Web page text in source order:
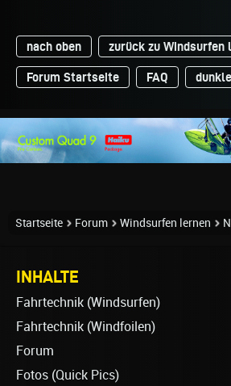
nach oben zurück zu Windsurfen
Forum Startseite FAQ
Startseite Forum Windsurfen lernen
INHALTE
Fahrtechnik (Windsurfen)
Fahrtechnik (Windfoilen)
Forum
Fotos (Quick Pics)